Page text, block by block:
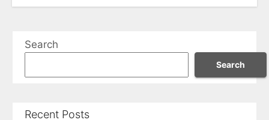
Search
Search
Recent Posts